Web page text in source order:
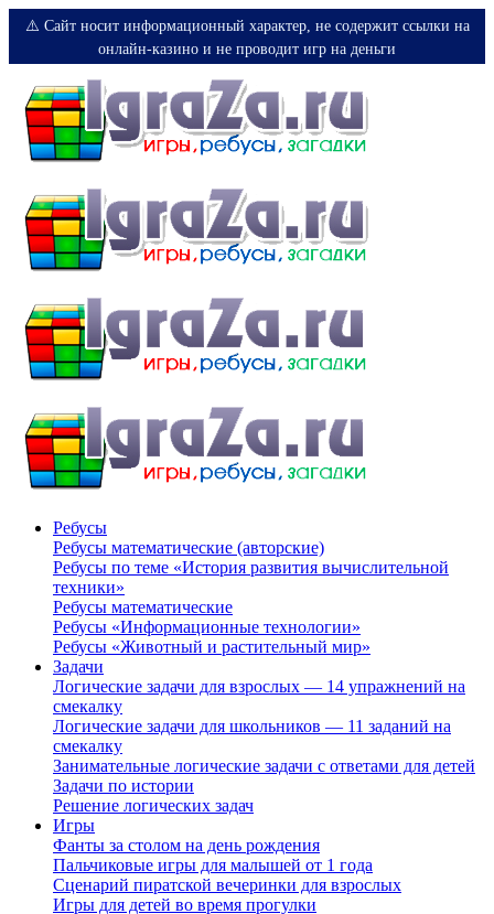
⚠️ Сайт носит информационный характер, не содержит ссылки на
онлайн-казино и не проводит игр на деньги
Ребусы
Ребусы математические (авторские)
Ребусы по теме «История развития вычислительной
техники»
Ребусы математические
Ребусы «Информационные технологии»
Ребусы «Животный и растительный мир»
Задачи
Логические задачи для взрослых — 14 упражнений на
смекалку
Логические задачи для школьников — 11 заданий на
смекалку
Занимательные логические задачи с ответами для детей
Задачи по истории
Решение логических задач
Игры
Фанты за столом на день рождения
Пальчиковые игры для малышей от 1 года
Сценарий пиратской вечеринки для взрослых
Игры для детей во время прогулки